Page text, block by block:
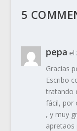
5
pepa el
Gracias
Escribo
tratando
fácil, por
, y muy
apretaos